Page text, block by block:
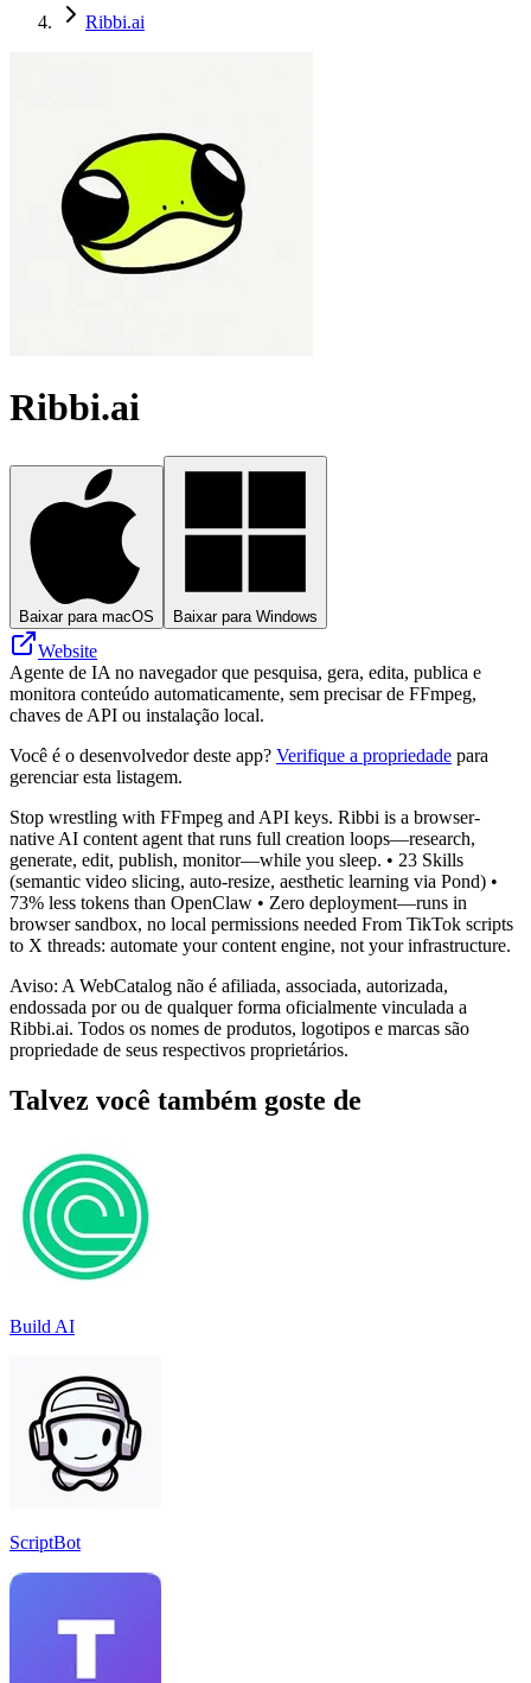
Ribbi.ai
Ribbi.ai
Baixar para macOS Baixar para Windows
Website
Agente de IA no navegador que pesquisa, gera, edita, publica e
monitora conteúdo automaticamente, sem precisar de FFmpeg,
chaves de API ou instalação local.
Você é o desenvolvedor deste app? Verifique a propriedade para
gerenciar esta listagem.
Stop wrestling with FFmpeg and API keys. Ribbi is a browser-
native AI content agent that runs full creation loops—research,
generate, edit, publish, monitor—while you sleep. • 23 Skills
(semantic video slicing, auto-resize, aesthetic learning via Pond) •
73% less tokens than OpenClaw • Zero deployment—runs in
browser sandbox, no local permissions needed From TikTok scripts
to X threads: automate your content engine, not your infrastructure.
Aviso: A WebCatalog não é afiliada, associada, autorizada,
endossada por ou de qualquer forma oficialmente vinculada a
Ribbi.ai. Todos os nomes de produtos, logotipos e marcas são
propriedade de seus respectivos proprietários.
Talvez você também goste de
Build AI
ScriptBot